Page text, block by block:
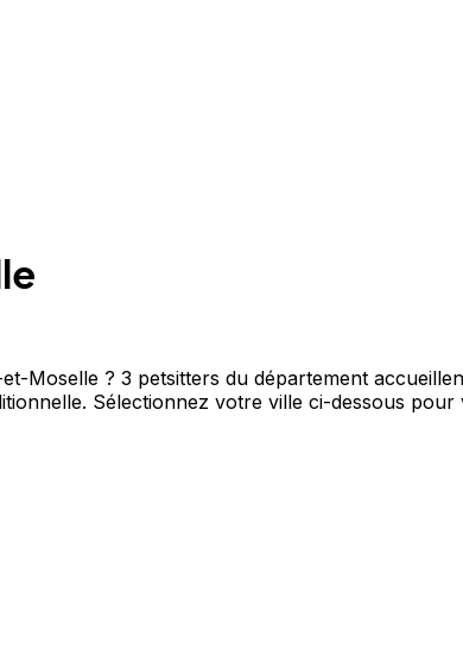
Moselle ? 3 petsitters du département
Sélectionnez votre ville ci-dessous pour